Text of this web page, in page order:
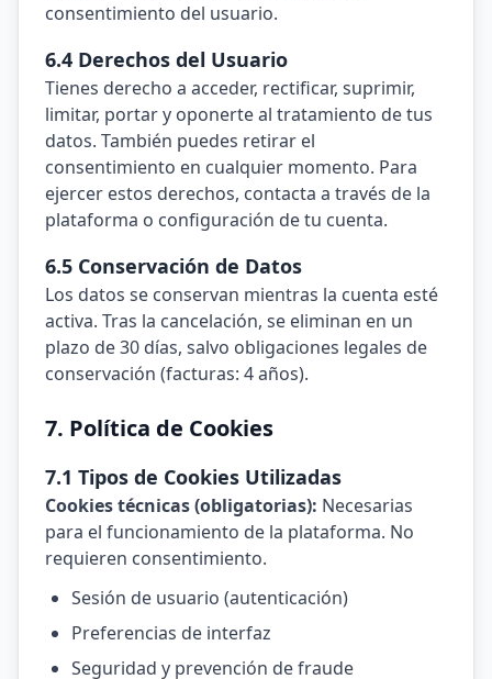
consentimiento del usuario.
6.4 Derechos del Usuario
Tienes derecho a acceder, rectificar, suprimir,
limitar, portar y oponerte al tratamiento de tus
datos. También puedes retirar el
consentimiento en cualquier momento. Para
ejercer estos derechos, contacta a través de la
plataforma o configuración de tu cuenta.
6.5 Conservación de Datos
Los datos se conservan mientras la cuenta esté
activa. Tras la cancelación, se eliminan en un
plazo de 30 días, salvo obligaciones legales de
conservación (facturas: 4 años).
7. Política de Cookies
7.1 Tipos de Cookies Utilizadas
Cookies técnicas (obligatorias): Necesarias
para el funcionamiento de la plataforma. No
requieren consentimiento.
Sesión de usuario (autenticación)
Preferencias de interfaz
Seguridad y prevención de fraude